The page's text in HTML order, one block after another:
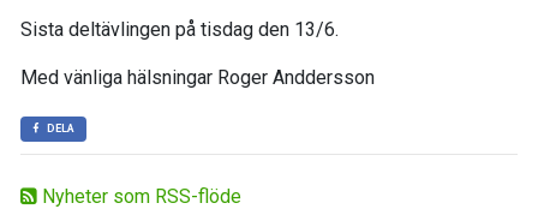
Nyheter som RSS-flöde
Sista deltävlingen på tisdag den 13/6.
Med vänliga hälsningar Roger Anddersson
DELA